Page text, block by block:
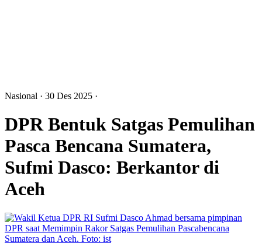
Nasional · 30 Des 2025 ·
DPR Bentuk Satgas Pemulihan
Pasca Bencana Sumatera,
Sufmi Dasco: Berkantor di
Aceh